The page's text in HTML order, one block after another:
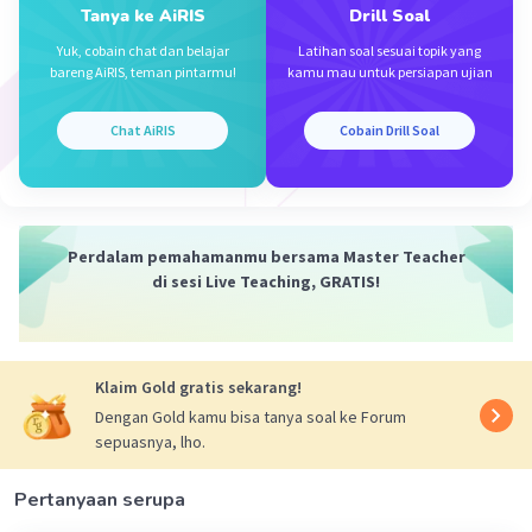
Tanya ke AiRIS
Yuk, cobain chat dan belajar
bareng AiRIS, teman pintarmu!
Chat AiRIS
Drill Soal
Latihan soal sesuai topik yang
kamu mau untuk persiapan ujian
Cobain Drill Soal
Perdalam pemahamanmu bersama Master Teacher
di sesi Live Teaching, GRATIS!
Klaim Gold gratis sekarang!
Dengan Gold kamu bisa tanya soal ke Forum
sepuasnya, lho.
Pertanyaan serupa